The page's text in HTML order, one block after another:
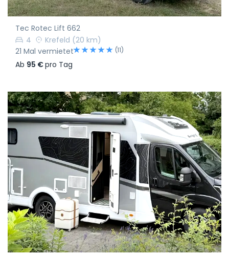
Tec Rotec Lift 662
4
Krefeld (20 km)
21 Mal vermietet
(11)
Ab 95 €pro Tag